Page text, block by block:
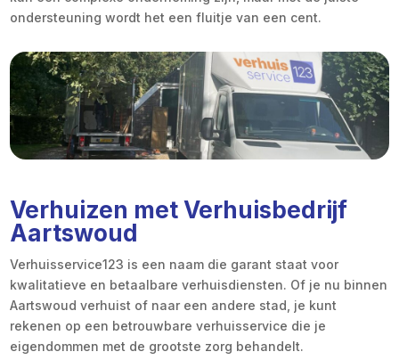
ondersteuning wordt het een fluitje van een cent.​
Verhuizen met Verhuisbedrijf
Aartswoud
Verhuisservice123 is een naam die garant staat voor
kwalitatieve en betaalbare verhuisdiensten.​ Of je nu binnen
Aartswoud verhuist of naar een andere stad, je kunt
rekenen op een betrouwbare verhuisservice die je
eigendommen met de grootste zorg behandelt.​